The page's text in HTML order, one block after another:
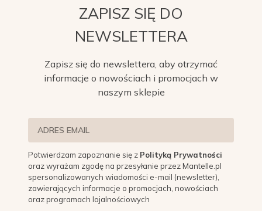
spotkania z przyjaciółmi. Wzornictwo w postaci
delikatnych kwiatowych motywów, pasków
niepowtarzalnego uroku. Wzorzyste sukienki,
motyw kwiatowy czy też prosta elegancja – w
sukienki na każdą okazję!
A co powiesz nasukienki wieczorowe, które
robią wrażenie?
inspirowane są najnowszymi trendami z
wybiegów światowych marek. Cekinowe
zdobienia, seksowne rozcięcia, intensywne
kolory czy też klasyczna elegancja, która
ZAPISZ SIĘ DO
NEWSLETTERA
Zapisz się do newslettera, aby otrzymać
informacje o nowościach i promocjach w
naszym sklepie
Potwierdzam zapoznanie się z Polityką Prywatności
oraz wyrażam zgodę na przesyłanie przez Mantelle.pl
spersonalizowanych wiadomości e-mail (newsletter),
zawierających informacje o promocjach, nowościach
oraz programach lojalnościowych